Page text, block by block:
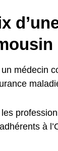
médecin
à